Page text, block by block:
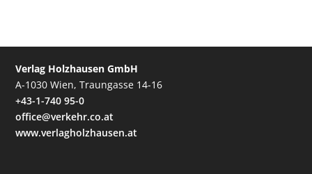
Verlag Holzhausen GmbH
A-1030 Wien, Traungasse 14-16
+43-1-740 95-0
office@verkehr.co.at
www.verlagholzhausen.at